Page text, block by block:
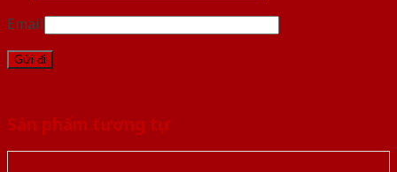
Email
Sản phẩm tương tự